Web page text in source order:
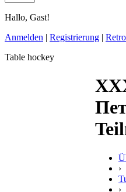
Hallo, Gast!
Anmelden | Registrierung | Retro
Table hockey
›
›